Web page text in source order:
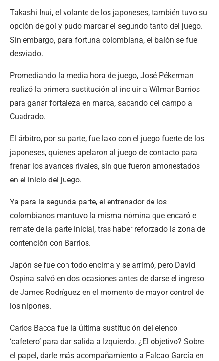
Takashi Inui, el volante de los japoneses, también tuvo su
opción de gol y pudo marcar el segundo tanto del juego.
Sin embargo, para fortuna colombiana, el balón se fue
desviado.
Promediando la media hora de juego, José Pékerman
realizó la primera sustitución al incluir a Wílmar Barrios
para ganar fortaleza en marca, sacando del campo a
Cuadrado.
El árbitro, por su parte, fue laxo con el juego fuerte de los
japoneses, quienes apelaron al juego de contacto para
frenar los avances rivales, sin que fueron amonestados
en el inicio del juego.
Ya para la segunda parte, el entrenador de los
colombianos mantuvo la misma nómina que encaró el
remate de la parte inicial, tras haber reforzado la zona de
contención con Barrios.
Japón se fue con todo encima y se arrimó, pero David
Ospina salvó en dos ocasiones antes de darse el ingreso
de James Rodríguez en el momento de mayor control de
los nipones.
Carlos Bacca fue la última sustitución del elenco
‘cafetero’ para dar salida a Izquierdo. ¿El objetivo? Sobre
el papel, darle más acompañamiento a Falcao García en